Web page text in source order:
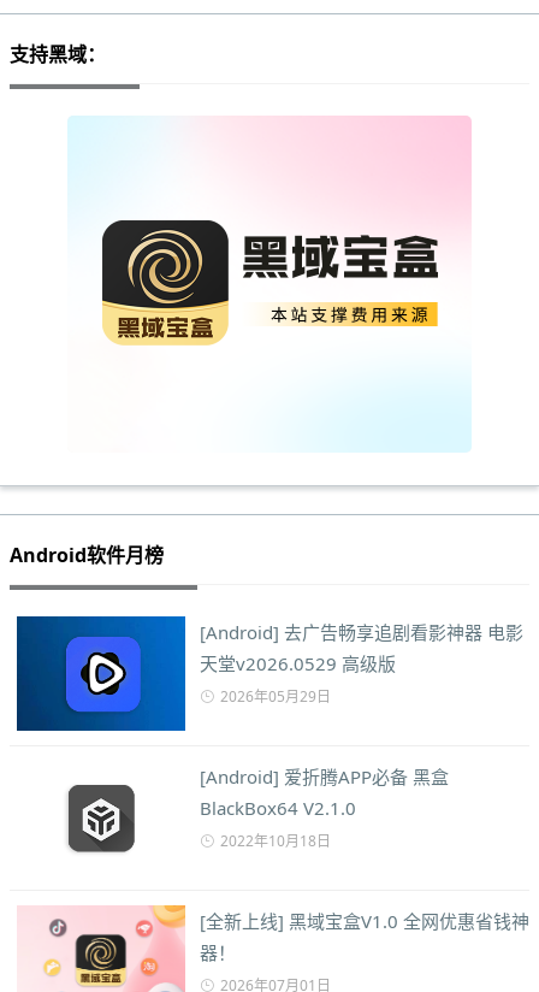
支持黑域：
Android软件月榜
[Android] 去广告畅享追剧看影神器 电影
天堂v2026.0529 高级版
2026年05月29日
[Android] 爱折腾APP必备 黑盒
BlackBox64 V2.1.0
2022年10月18日
[全新上线] 黑域宝盒V1.0 全网优惠省钱神
器！
2026年07月01日